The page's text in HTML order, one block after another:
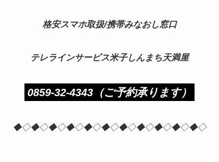
格安スマホ取扱/携帯みなおし窓口
テレラインサービス米子しんまち天満屋
0859-32-4343（ご予約承ります）
◆◇◆◇◆◇◆◇◆◇◆◇◆◇◆◇◆◇◆◇◆◇